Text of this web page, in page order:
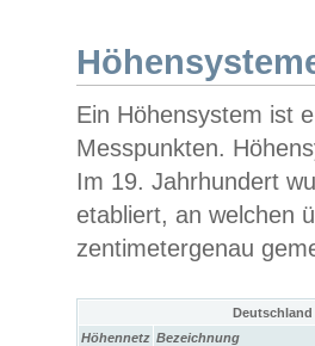
Ein Höhensystem ist
Messpunkten.
Im 19. Jahrhundert
etabliert, an welchen
zentimetergenau
Höhennetz Bezeichnung